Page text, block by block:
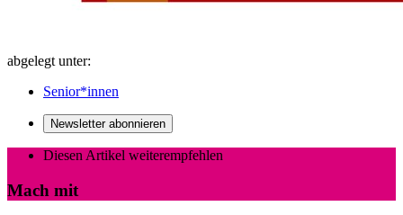
abgelegt unter:
Senior*innen
Newsletter abonnieren
Diesen Artikel weiterempfehlen
Mach mit